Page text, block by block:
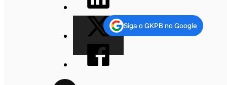
Siga o GKPB no Google